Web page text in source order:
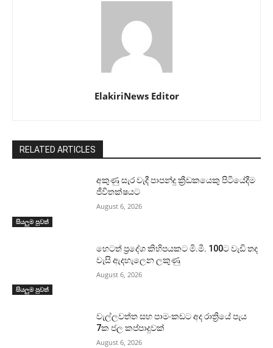
ElakiriNews Editor
RELATED ARTICLES
සියලුම පුවත්
අකුණු සැර වැදී පාපන්දු ක්‍රීඩකයෙකු පිටියේදීම
ජීවිතක්ෂයට
August 6, 2026
සියලුම පුවත්
හෙටත් ප්‍රදේශ කිහිපයකට මි.මී. 100ට වැඩි තද
වැසි ඇදහැලෙන ලකුණු
August 6, 2026
වැල්ලවත්ත සහ පාමංකඩට අද රාත්‍රියේ පැය
7ක ජල කප්පාදුවක්
August 6, 2026